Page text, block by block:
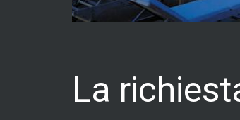
La